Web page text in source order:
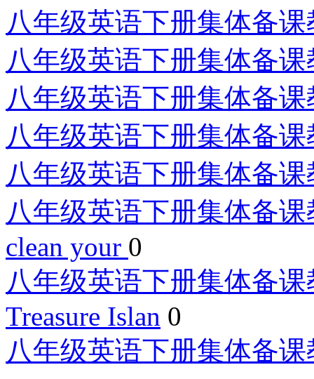
八年级英语下册集体备
八年级英语下册集体备
八年级英语下册集体备
八年级英语下册集体备
八年级英语下册集体备
八年级英语下册集体备课
clean your 0
八年级英语下册集体备课
Treasure Islan 0
八年级英语下册集体备课